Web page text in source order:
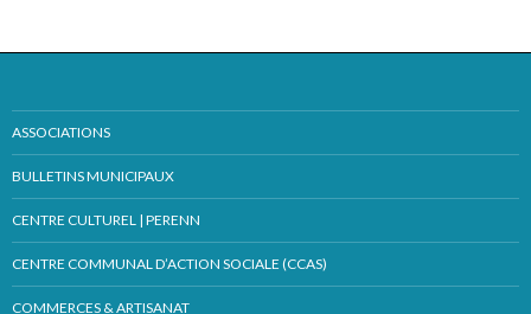
ASSOCIATIONS
BULLETINS MUNICIPAUX
CENTRE CULTUREL | PERENN
CENTRE COMMUNAL D’ACTION SOCIALE (CCAS)
COMMERCES & ARTISANAT